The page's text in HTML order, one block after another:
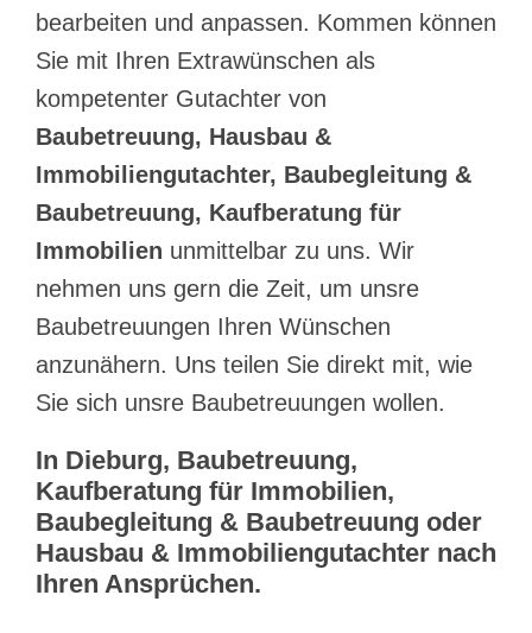
bearbeiten und anpassen. Kommen können
Sie mit Ihren Extrawünschen als
kompetenter Gutachter von
Baubetreuung, Hausbau &
Immobiliengutachter, Baubegleitung &
Baubetreuung, Kaufberatung für
Immobilien unmittelbar zu uns. Wir
nehmen uns gern die Zeit, um unsre
Baubetreuungen Ihren Wünschen
anzunähern. Uns teilen Sie direkt mit, wie
Sie sich unsre Baubetreuungen wollen.
In Dieburg, Baubetreuung,
Kaufberatung für Immobilien,
Baubegleitung & Baubetreuung oder
Hausbau & Immobiliengutachter nach
Ihren Ansprüchen.